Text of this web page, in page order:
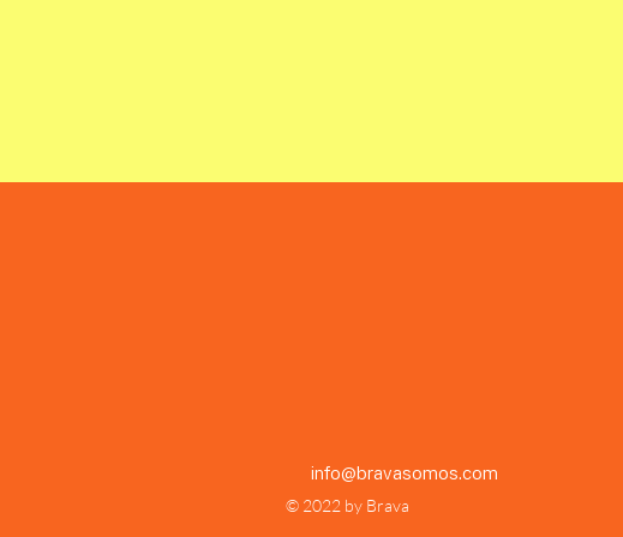
info@bravasomos.com
© 2022 by Brava